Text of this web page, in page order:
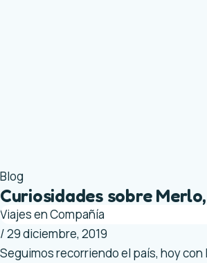
Blog
Curiosidades sobre
Viajes en Compañía
/29 diciembre, 2019
Seguimos recorriendo el país, hoy con